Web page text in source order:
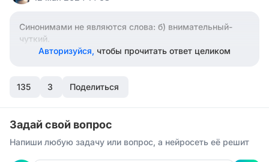
Синонимами не являются слова: б) внимательный-
чуткий.
Авторизуйся, чтобы прочитать ответ целиком
135 3 Поделиться
Задай свой вопрос
Напиши любую задачу или вопрос, а нейросеть её решит